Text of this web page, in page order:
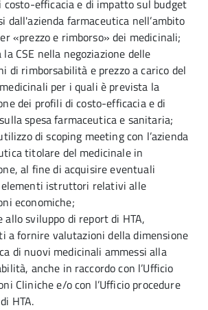
costo-efficacia e di impatto sul budget
dall'azienda farmaceutica nell’ambito
«prezzo e rimborso» dei medicinali;
CSE nella negoziazione delle
di rimborsabilità e prezzo a carico del
per i quali è prevista la
dei profili di costo-efficacia e di
spesa farmaceutica e sanitaria;
di scoping meeting con l’azienda
titolare del medicinale in
al fine di acquisire eventuali
istruttori relativi alle
economiche;
allo sviluppo di report di HTA,
a fornire valutazioni della dimensione
di nuovi medicinali ammessi alla
anche in raccordo con l’Ufficio
Cliniche e/o con l’Ufficio procedure
HTA.